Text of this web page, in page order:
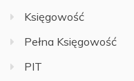
Księgowość
Pełna Księgowość
PIT